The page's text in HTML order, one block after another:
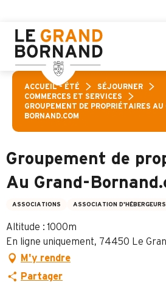
contenu
principal
ACCUEIL – ÉTÉ
SÉJOURNER
COMMERCES ET SERVICES
GROUPEMENT DE PROPRIÉTAIRES AU
BORNAND.COM
Groupement de
Au Grand-
ASSOCIATIONS ASSOCIATION D'HÉBERGEURS
Altitude : 1000m
En ligne uniquement, 74450 Le
M'y rendre
Partager